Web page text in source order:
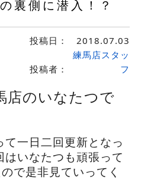
裏側に潜入！？
投稿日： 2018.07.03
投稿者：
練馬店スタッ
フ
店のいなたつで
一日二回更新となっ
いなたつも頑張って
で是非見ていってく